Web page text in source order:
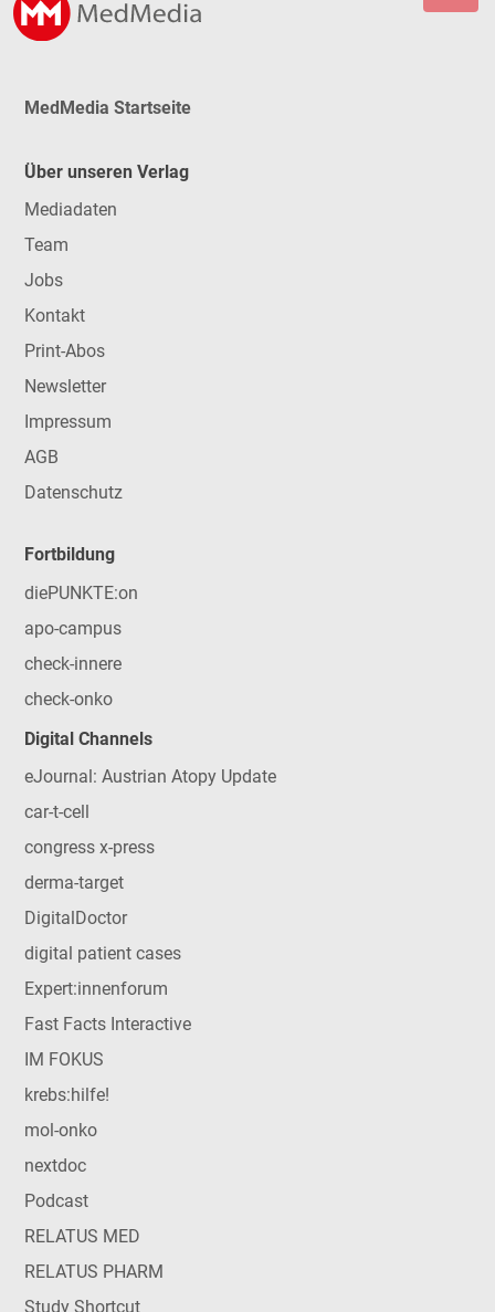
MedMedia Startseite
Über unseren Verlag
Mediadaten
Team
Jobs
Kontakt
Print-Abos
Newsletter
Impressum
AGB
Datenschutz
Fortbildung
diePUNKTE:on
apo-campus
check-innere
check-onko
Digital Channels
eJournal: Austrian Atopy Update
car-t-cell
congress x-press
derma-target
DigitalDoctor
digital patient cases
Expert:innenforum
Fast Facts Interactive
IM FOKUS
krebs:hilfe!
mol-onko
nextdoc
Podcast
RELATUS MED
RELATUS PHARM
Study Shortcut